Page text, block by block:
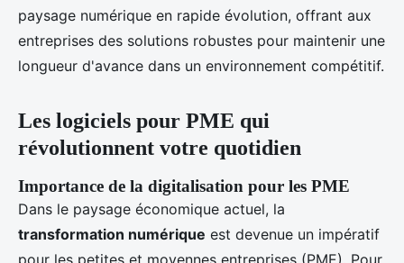
paysage numérique en rapide évolution, offrant aux
entreprises des solutions robustes pour maintenir une
longueur d'avance dans un environnement compétitif.
Les logiciels pour PME qui
révolutionnent votre quotidien
Importance de la digitalisation pour les PME
Dans le paysage économique actuel, la
transformation numérique est devenue un impératif
pour les petites et moyennes entreprises (PME). Pour